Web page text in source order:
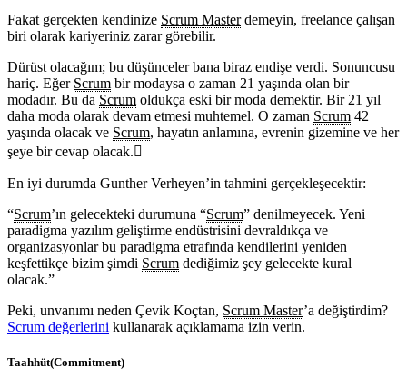
Fakat gerçekten kendinize Scrum Masterdemeyin, freelance çalışan
biri olarak kariyeriniz zarar görebilir.
Dürüst olacağım; bu düşünceler bana biraz endişe verdi. Sonuncusu
hariç. Eğer Scrum bir modaysa o zaman 21 yaşında olan bir
modadır. Bu da Scrum oldukça eski bir moda demektir. Bir 21 yıl
daha moda olarak devam etmesi muhtemel. O zaman Scrum 42
yaşında olacak ve Scrum, hayatın anlamına, evrenin gizemine ve her
şeye bir cevap olacak.
En iyi durumda Gunther Verheyen’in tahmini gerçekleşecektir:
“Scrum’ın gelecekteki durumuna “Scrum” denilmeyecek. Yeni
paradigma yazılım geliştirme endüstrisini devraldıkça ve
organizasyonlar bu paradigma etrafında kendilerini yeniden
keşfettikçe bizim şimdi Scrum dediğimiz şey gelecekte kural
olacak.”
Peki, unvanımı neden Çevik Koçtan, Scrum Master’a değiştirdim?
Scrum değerlerini kullanarak açıklamama izin verin.
Taahhüt(Commitment)